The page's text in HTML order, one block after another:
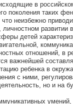
в
поколения таких
неизбежно
развитии
детей
отношений, в
важнейшей
ребенка в
с ними,
но и на